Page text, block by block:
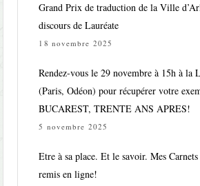
Grand Prix de traduction de la Ville
discours de Lauréate
18 novembre 2025
Rendez-vous le 29 novembre à 15h à la
(Paris, Odéon) pour récupérer votre
BUCAREST, TRENTE ANS APRES!
5 novembre 2025
Etre à sa place. Et le savoir. Mes
remis en ligne!